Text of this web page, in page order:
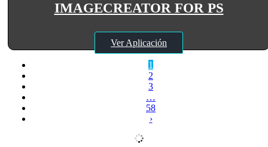
IMAGECREATOR FOR PS
Ver Aplicación
1
2
3
…
58
›